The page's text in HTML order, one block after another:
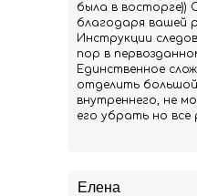
Елена
была в восторге))
благодаря вашей
Инструкции
пор в
Единственное
отделить
внутреннего, не
его убрать но все